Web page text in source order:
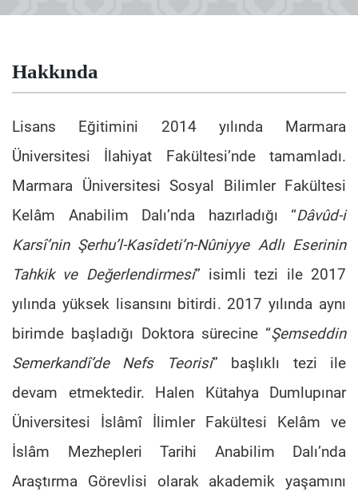
Hakkında
Lisans Eğitimini 2014 yılında Marmara
Üniversitesi İlahiyat Fakültesi’nde tamamladı.
Marmara Üniversitesi Sosyal Bilimler Fakültesi
Kelâm Anabilim Dalı’nda hazırladığı “Dâvûd-i
Karsî’nin Şerhu’l-Kasîdeti’n-Nûniyye Adlı Eserinin
Tahkik ve Değerlendirmesi” isimli tezi ile 2017
yılında yüksek lisansını bitirdi. 2017 yılında aynı
birimde başladığı Doktora sürecine “Şemseddin
Semerkandî’de Nefs Teorisi” başlıklı tezi ile
devam etmektedir. Halen Kütahya Dumlupınar
Üniversitesi İslâmî İlimler Fakültesi Kelâm ve
İslâm Mezhepleri Tarihi Anabilim Dalı’nda
Araştırma Görevlisi olarak akademik yaşamını